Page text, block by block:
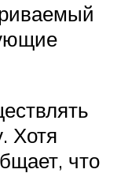
Хотя
что